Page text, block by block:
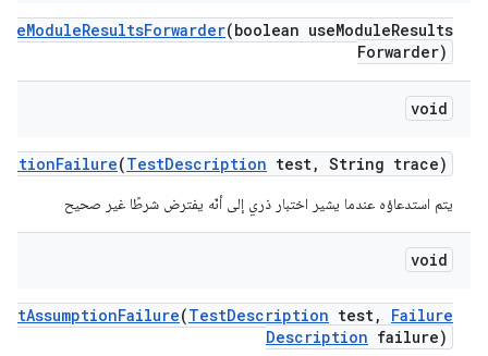
ModuleResultsForwarder(boolean useModuleResults
Forwarder)
void
Failure(TestDescription test, String trace)
يتم استدعاؤه عندما يشير اختبار ذري إلى أنّه يفترض شرطًا غير صحيح
void
AssumptionFailure(TestDescription test,
Failure
Description failure)